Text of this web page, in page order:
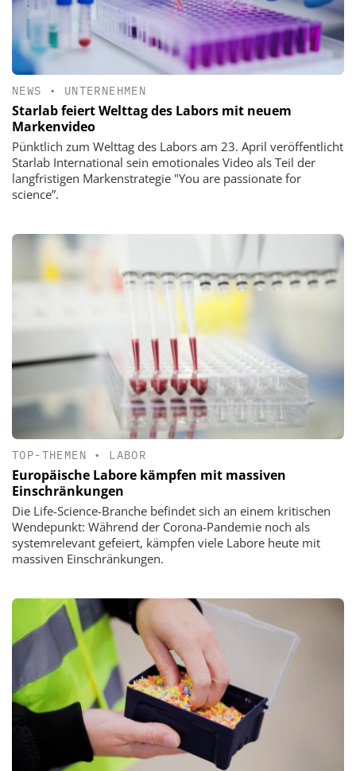
NEWS • UNTERNEHMEN
Starlab feiert Welttag des Labors mit neuem
Markenvideo
Pünktlich zum Welttag des Labors am 23. April veröffentlicht
Starlab International sein emotionales Video als Teil der
langfristigen Markenstrategie "You are passionate for
science”.
TOP-THEMEN • LABOR
Europäische Labore kämpfen mit massiven
Einschränkungen
Die Life-Science-Branche befindet sich an einem kritischen
Wendepunkt: Während der Corona-Pandemie noch als
systemrelevant gefeiert, kämpfen viele Labore heute mit
massiven Einschränkungen.